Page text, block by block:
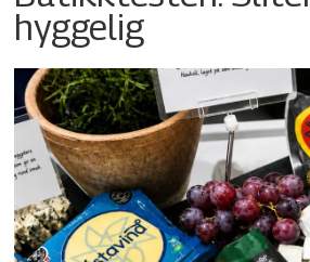
hyggelig